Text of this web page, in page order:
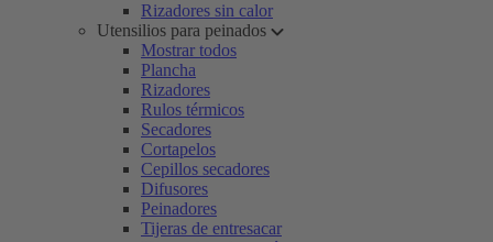
Rizadores sin calor
Utensilios para peinados
Mostrar todos
Plancha
Rizadores
Rulos térmicos
Secadores
Cortapelos
Cepillos secadores
Difusores
Peinadores
Tijeras de entresacar